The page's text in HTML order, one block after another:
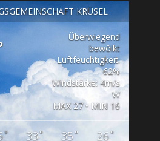
KRÜSEL
Überwiegend
bewölkt
Luftfeuchtigkeit:
62%
Windstärke: 4m/s
W
MAX 27 • MIN 16
° 33° 35° 26°